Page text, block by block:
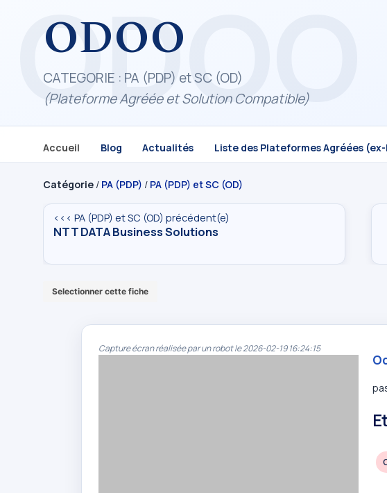
ODOO
CATEGORIE : PA (PDP) et SC (OD)
(Plateforme Agréée et Solution Compatible)
Accueil Blog Actualités Liste des Plateformes Agréées (ex-
Catégorie / PA (PDP) / PA (PDP) et SC (OD)
<<< PA (PDP) et SC (OD) précédent(e)
NTT DATA Business Solutions
Selectionner cette fiche
Capture écran réalisée par un robot le 2026-02-19 16:24:15